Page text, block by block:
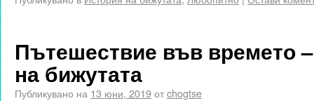
Пътешествие във времето
на бижутата
Публикувано на 13 юни, 2019отchogtse